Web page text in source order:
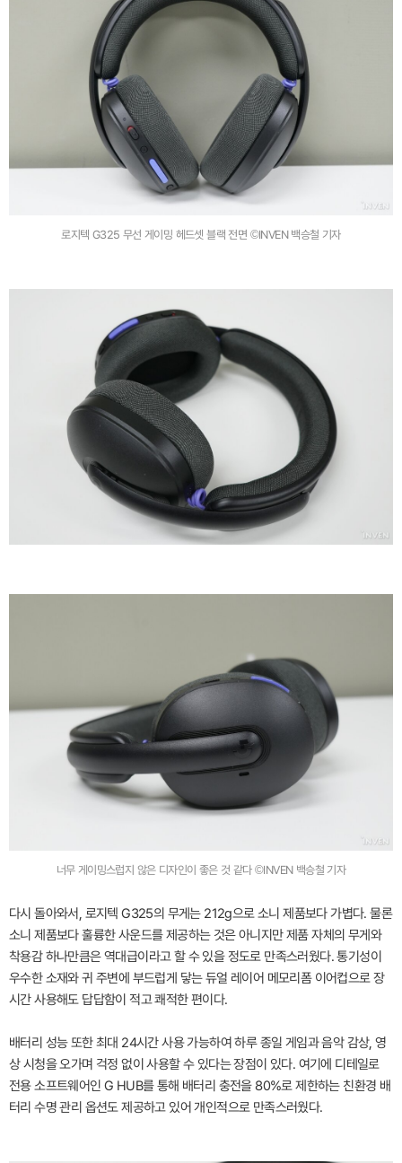
로지텍 G325 무선 게이밍 헤드셋 블랙 전면 ©INVEN 백승철 기자
너무 게이밍스럽지 않은 디자인이 좋은 것 같다 ©INVEN 백승철 기자
다시 돌아와서, 로지텍 G325의 무게는 212g으로 소니 제품보다 가볍다. 물론
소니 제품보다 훌륭한 사운드를 제공하는 것은 아니지만 제품 자체의 무게와
착용감 하나만큼은 역대급이라고 할 수 있을 정도로 만족스러웠다. 통기성이
우수한 소재와 귀 주변에 부드럽게 닿는 듀얼 레이어 메모리폼 이어컵으로 장
시간 사용해도 답답함이 적고 쾌적한 편이다.
배터리 성능 또한 최대 24시간 사용 가능하여 하루 종일 게임과 음악 감상, 영
상 시청을 오가며 걱정 없이 사용할 수 있다는 장점이 있다. 여기에 디테일로
전용 소프트웨어인 G HUB를 통해 배터리 충전을 80%로 제한하는 친환경 배
터리 수명 관리 옵션도 제공하고 있어 개인적으로 만족스러웠다.